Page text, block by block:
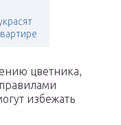
цветника,
избежать